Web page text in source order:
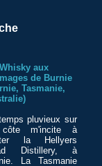
aux
de Burnie
Tasmanie,
pluvieux sur
m'incite à
la Hellyers
Distillery, à
La Tasmanie